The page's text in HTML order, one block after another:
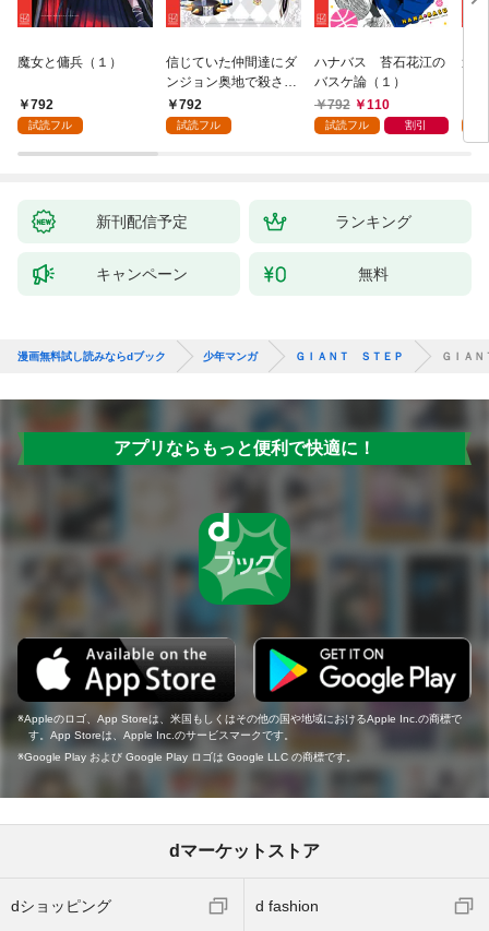
魔女と傭兵（１）
792
試読フル
信じていた仲間達にダ
ンジョン奥地で殺され
かけたがギフト『無限
ガチャ』でレベル９９
（１）
792
試読フル
ハナバス 苔石花江の
バスケ論（１）
792
110
試読フル 割引
追
強
～
新刊配信予定 ランキング
キャンペーン 無料
漫画無料試し読みならdブック 少年マンガ ＧＩＡＮＴ ＳＴＥＰ ＧＩＡ
アプリならもっと便利で快適に！
Appleのロゴ、App Storeは、米国もしくはその他の国や地域におけるApple Inc.の商標で
す。App Storeは、Apple Inc.のサービスマークです。
Google Play および Google Play ロゴは Google LLC の商標です。
dマーケットストア
dショッピング d fashion